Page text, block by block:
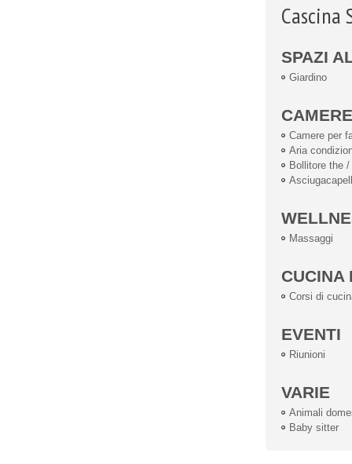
Cascina
SPAZI
Giardino
CAMERE
Camere per
Aria
Bollitore the
Massaggi
CUCINA
Corsi di
EVENTI
Riunioni
VARIE
Animali
Baby sitter